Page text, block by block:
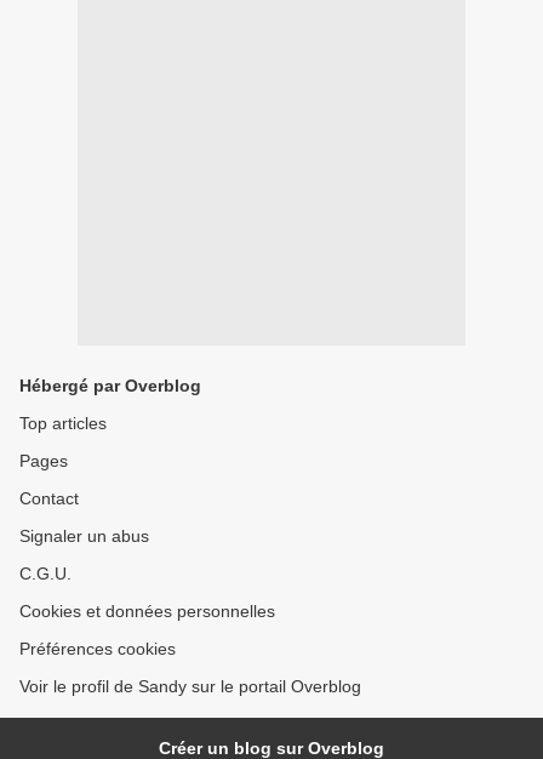
Hébergé par Overblog
Top articles
Pages
Contact
Signaler un abus
C.G.U.
Cookies et données personnelles
Préférences cookies
Voir le profil de Sandy sur le portail Overblog
Créer un blog sur Overblog